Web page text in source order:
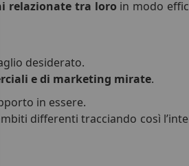
relazionate tra loro in modo
desiderato.
e di marketing mirate.
in essere.
differenti tracciando così